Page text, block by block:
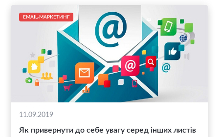
EMAIL-МАРКЕТИНГ
11.09.2019
Як привернути до себе увагу серед інших листів